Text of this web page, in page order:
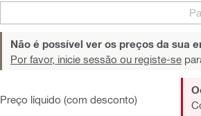
Não é possível ver os preços da sua
Por favor, inicie sessão ou registe-se
Preço líquido (com desconto)